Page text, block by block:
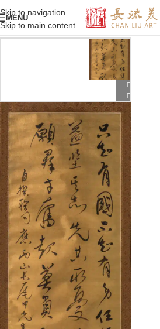
Skip to navigation
Skip to main content
MENU